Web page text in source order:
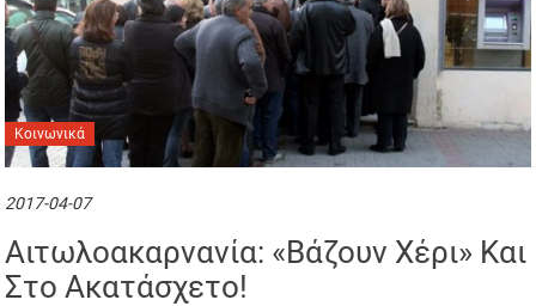
Κοινωνικά
2017-04-07
Αιτωλοακαρνανία: «Βάζουν Χέρι» Και
Στο Ακατάσχετο!